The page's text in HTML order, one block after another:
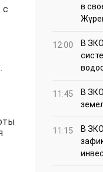
с
в
12:00
В
11:45
В
11:15
В